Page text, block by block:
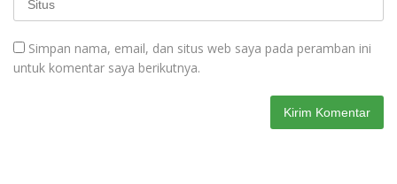
Simpan nama, email, dan situs web saya pada peramban ini
untuk komentar saya berikutnya.